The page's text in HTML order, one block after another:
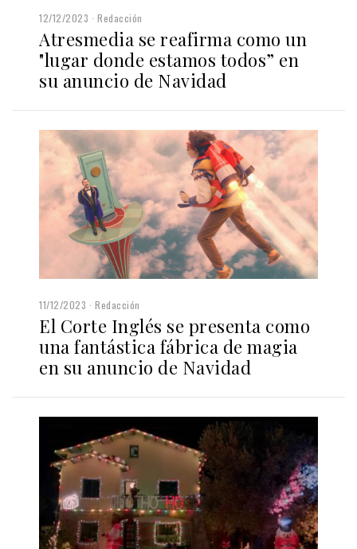
12/12/2023 Redacción
Atresmedia se reafirma como un
"lugar donde estamos todos” en
su anuncio de Navidad
11/12/2023 Redacción
El Corte Inglés se presenta como
una fantástica fábrica de magia
en su anuncio de Navidad